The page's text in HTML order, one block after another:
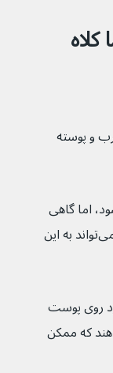
پوستی چرب و پوسته
پوست سر و صورت دیده می‌شود، اما گاهی
اوقات روی ناحیه پوشک نیز تأثیر می‌گذارد. می‌تواند به این
یا زرد روی پوست
که پوسته‌ای تشکیل می‌دهند که ممکن